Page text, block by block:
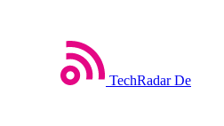
TechRadar De